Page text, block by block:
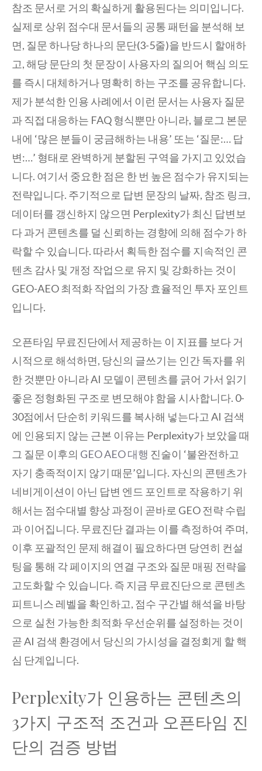
참조 문서로 거의 확실하게 활용된다는 의미입니다.
실제로 상위 점수대 문서들의 공통 패턴을 분석해 보
면, 질문 하나당 하나의 문단(3-5줄)을 반드시 할애하
고, 해당 문단의 첫 문장이 사용자의 질의어 핵심 의도
를 즉시 대체하거나 명확히 하는 구조를 공유합니다.
제가 분석한 인용 사례에서 이런 문서는 사용자 질문
과 직접 대응하는 FAQ 형식뿐만 아니라, 블로그 본문
내에 ‘많은 분들이 궁금해하는 내용’ 또는 ‘질문:… 답
변:…’ 형태로 완벽하게 분할된 구역을 가지고 있었습
니다. 여기서 중요한 점은 한 번 높은 점수가 유지되는
전략입니다. 주기적으로 답변 문장의 날짜, 참조 링크,
데이터를 갱신하지 않으면 Perplexity가 최신 답변보
다 과거 콘텐츠를 덜 신뢰하는 경향에 의해 점수가 하
락할 수 있습니다. 따라서 획득한 점수를 지속적인 콘
텐츠 감사 및 개정 작업으로 유지 및 강화하는 것이
GEO-AEO 최적화 작업의 가장 효율적인 투자 포인트
입니다.
오픈타임 무료진단에서 제공하는 이 지표를 보다 거
시적으로 해석하면, 당신의 글쓰기는 인간 독자를 위
한 것뿐만 아니라 AI 모델이 콘텐츠를 긁어 가서 읽기
좋은 정형화된 구조로 변모해야 함을 시사합니다. 0-
30점에서 단순히 키워드를 복사해 넣는다고 AI 검색
에 인용되지 않는 근본 이유는 Perplexity가 보았을 때
그 질문 이후의 GEO AEO 대행 진술이 ‘불완전하고
자기 충족적이지 않기 때문’입니다. 자신의 콘텐츠가
네비게이션이 아닌 답변 엔드 포인트로 작용하기 위
해서는 점수대별 향상 과정이 곧바로 GEO 전략 수립
과 이어집니다. 무료진단 결과는 이를 측정하여 주며,
이후 포괄적인 문제 해결이 필요하다면 당연히 컨설
팅을 통해 각 페이지의 연결 구조와 질문 매핑 전략을
고도화할 수 있습니다. 즉 지금 무료진단으로 콘텐츠
피트니스 레벨을 확인하고, 점수 구간별 해석을 바탕
으로 실천 가능한 최적화 우선순위를 설정하는 것이
곧 AI 검색 환경에서 당신의 가시성을 결정회게 할 핵
심 단계입니다.
Perplexity가 인용하는 콘텐츠의
3가지 구조적 조건과 오픈타임 진
단의 검증 방법